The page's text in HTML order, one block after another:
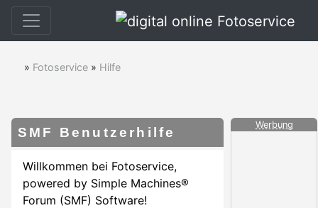
» Fotoservice » Hilfe
SMF Benutzerhilfe
Willkommen bei Fotoservice,
powered by Simple Machines®
Forum (SMF) Software!
Werbung